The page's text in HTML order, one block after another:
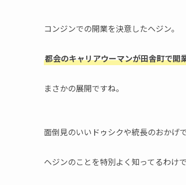
コンジンでの開業を決意したヘジン。
都会のキャリアウーマンが田舎町で
まさかの展開ですね。
面倒見のいいドゥシクや統長のおかげ
ヘジンのことを特別よく知ってるわけ